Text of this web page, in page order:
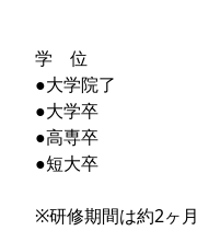
学 位 基
●大学院了
●大学卒
●高専卒
●短大卒
※研修期間は約2ヶ